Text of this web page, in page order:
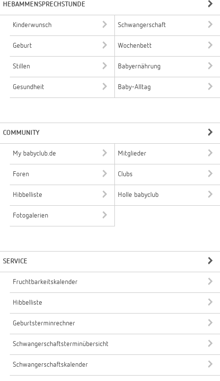
HEBAMMENSPRECHSTUNDE
Kinderwunsch Schwangerschaft
Geburt Wochenbett
Stillen Babyernährung
Gesundheit Baby-Alltag
COMMUNITY
My babyclub.de Mitglieder
Foren Clubs
Hibbelliste Holle babyclub
Fotogalerien
SERVICE
Fruchtbarkeitskalender
Hibbelliste
Geburtsterminrechner
Schwangerschaftsterminübersicht
Schwangerschaftskalender